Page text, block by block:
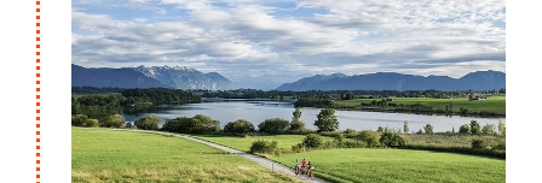
vous le souhaitez, pour profiter du panorama.